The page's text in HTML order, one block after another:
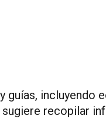
guías, incluyendo
recopilar